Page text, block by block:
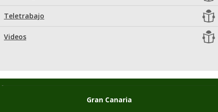
Teletrabajo
Videos
Gran Canaria